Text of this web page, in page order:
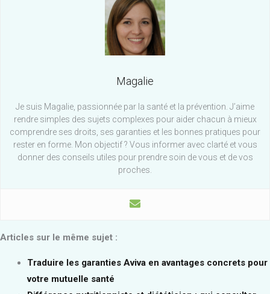
Magalie
Je suis Magalie, passionnée par la santé et la prévention. J’aime
rendre simples des sujets complexes pour aider chacun à mieux
comprendre ses droits, ses garanties et les bonnes pratiques pour
rester en forme. Mon objectif ? Vous informer avec clarté et vous
donner des conseils utiles pour prendre soin de vous et de vos
proches.
Articles sur le même sujet :
Traduire les garanties Aviva en avantages concrets pour
votre mutuelle santé